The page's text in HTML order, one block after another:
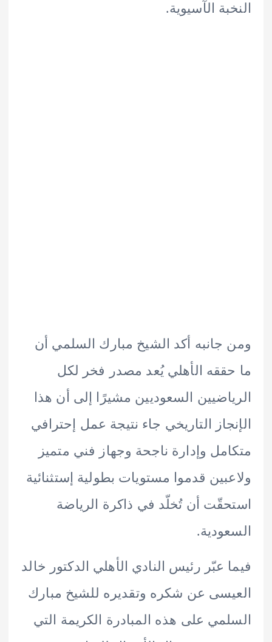
الآسيوية.
جانبه أكد الشيخ مبارك السلمي أن
الأهلي يُعد مصدر فخر لكل
السعوديين مشيرًا إلى أن هذا
التاريخي جاء نتيجة عمل إحترافي
وإدارة ناجحة وجهاز فني متميز
قدموا مستويات بطولية إستثنائية
أن تُخلّد في ذاكرة الرياضة
عبّر رئيس النادي الأهلي الدكتور خالد
عن شكره وتقديره للشيخ مبارك
على هذه المبادرة الكريمة التي